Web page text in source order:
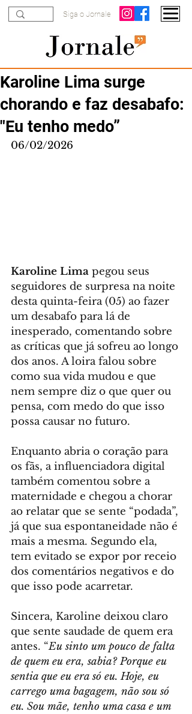
Siga o Jornale
Karoline Lima surge
chorando e faz desabafo:
"Eu tenho medo”
06/02/2026
Karoline Lima pegou seus
seguidores de surpresa na noite
desta quinta-feira (05) ao fazer
um desabafo para lá de
inesperado, comentando sobre
as críticas que já sofreu ao longo
dos anos. A loira falou sobre
como sua vida mudou e que
nem sempre diz o que quer ou
pensa, com medo do que isso
possa causar no futuro.
Enquanto abria o coração para
os fãs, a influenciadora digital
também comentou sobre a
maternidade e chegou a chorar
ao relatar que se sente “podada”,
já que sua espontaneidade não é
mais a mesma. Segundo ela,
tem evitado se expor por receio
dos comentários negativos e do
que isso pode acarretar.
Sincera, Karoline deixou claro
que sente saudade de quem era
antes. “Eu sinto um pouco de falta
de quem eu era, sabia? Porque eu
sentia que eu era só eu. Hoje, eu
carrego uma bagagem, não sou só
eu. Sou mãe, tenho uma casa e um